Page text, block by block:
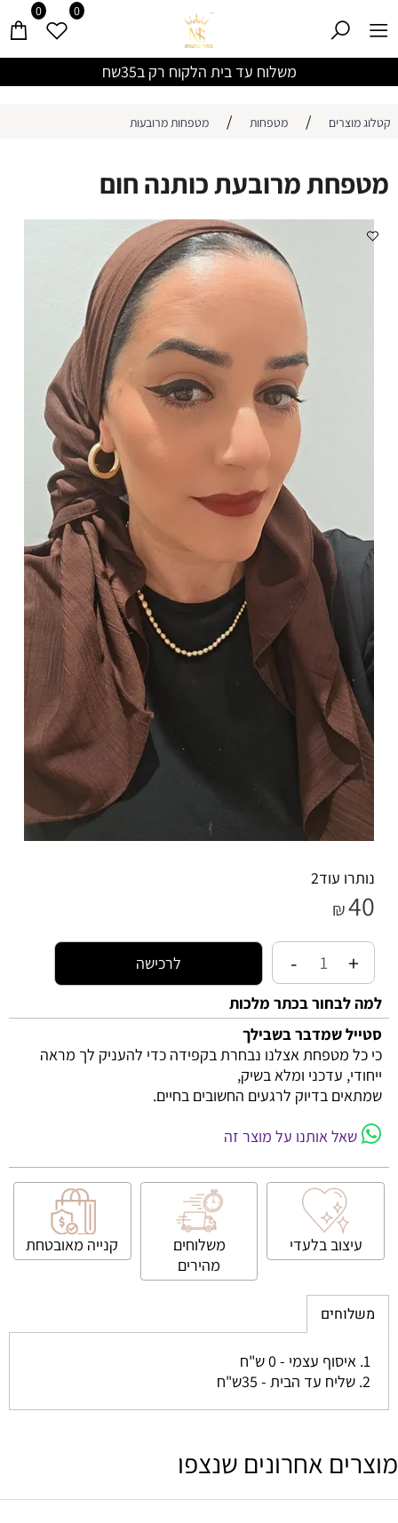
משלוח עד בית הלקוח רק ב35שח
0 0
קטלוג מוצרים / מטפחות / מטפחות מרובעות
מטפחת מרובעת כותנה חום
נותרו עוד2
₪40
לרכישה
למה לבחור בכתר מלכות
סטייל שמדבר בשבילך
כי כל מטפחת אצלנו נבחרת בקפידה כדי להעניק לך מראה
ייחודי, עדכני ומלא בשיק,
שמתאים בדיוק לרגעים החשובים בחיים.
שאל אותנו על מוצר זה
עיצוב בלעדי
משלוחים
מהירים
קנייה מאובטחת
משלוחים
1. איסוף עצמי - 0 ש"ח
2. שליח עד הבית - 35ש"ח
מוצרים אחרונים שנצפו